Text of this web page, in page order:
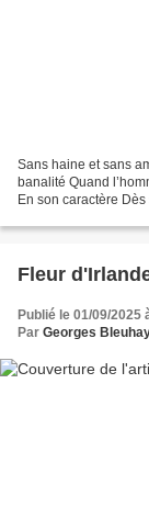
Sans haine et sans
banalité Quand
En son caractère Dès
Fleur
Publié le 01/09/2025
Par Georges